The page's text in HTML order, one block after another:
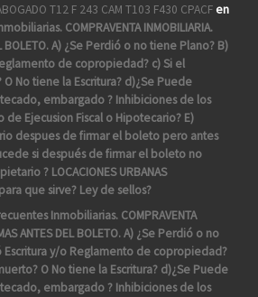
T12 F 243 CAM T103 F430 CPACFen
COMPRAVENTA INMOBILIARIA.
BOLETO. A) ¿Se Perdió o no tiene Plano? B)
de copropiedad? c) Si el
O No tiene la Escritura? d)¿Se Puede
embargado ? Inhibiciones de los
de Ejecusion Fiscal o Hipotecario? E)
despues de firmar el boleto pero antes
si después de firmar el boleto no
? LOCACIONES URBANAS
que sirve? Ley de sellos?
Inmobiliarias. COMPRAVENTA
ANTES DEL BOLETO. A) ¿Se Perdió o no
Escritura y/o Reglamento de copropiedad?
O No tiene la Escritura? d)¿Se Puede
embargado ? Inhibiciones de los